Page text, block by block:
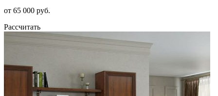
от 65 000 руб.
Рассчитать